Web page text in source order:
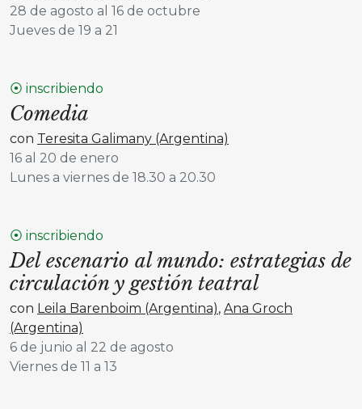
28 de agosto al 16 de octubre
Jueves de 19 a 21
⦿ inscribiendo
Comedia
con Teresita Galimany (Argentina)
16 al 20 de enero
Lunes a viernes de 18.30 a 20.30
⦿ inscribiendo
Del escenario al mundo: estrategias de
circulación y gestión teatral
con Leila Barenboim (Argentina), Ana Groch
(Argentina)
6 de junio al 22 de agosto
Viernes de 11 a 13